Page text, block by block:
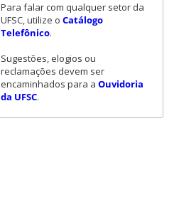
Para falar com qualquer setor da
UFSC, utilize o Catálogo
Telefônico.
Sugestões, elogios ou
reclamações devem ser
encaminhados para a Ouvidoria
da UFSC.